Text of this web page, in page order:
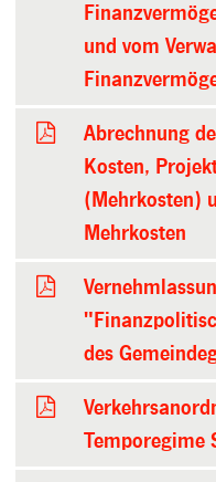
und vom
Abrechnung
Kosten,
(Mehrkosten)
Mehrkosten
des
Temporegime